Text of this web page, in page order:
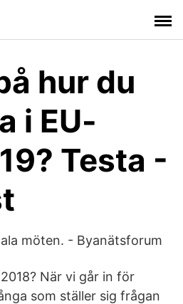
hur du
i EU-
Testa -
möten. - Byanätsforum
När vi går in för
som ställer sig frågan